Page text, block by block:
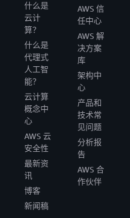
什么是
云计
算？
什么是
代理式
人工智
能？
云计算
概念中
心
AWS 云
安全性
最新资
讯
博客
新闻稿
AWS 信
任中心
AWS 解
决方案
库
架构中
心
产品和
技术常
见问题
分析报
告
AWS 合
作伙伴